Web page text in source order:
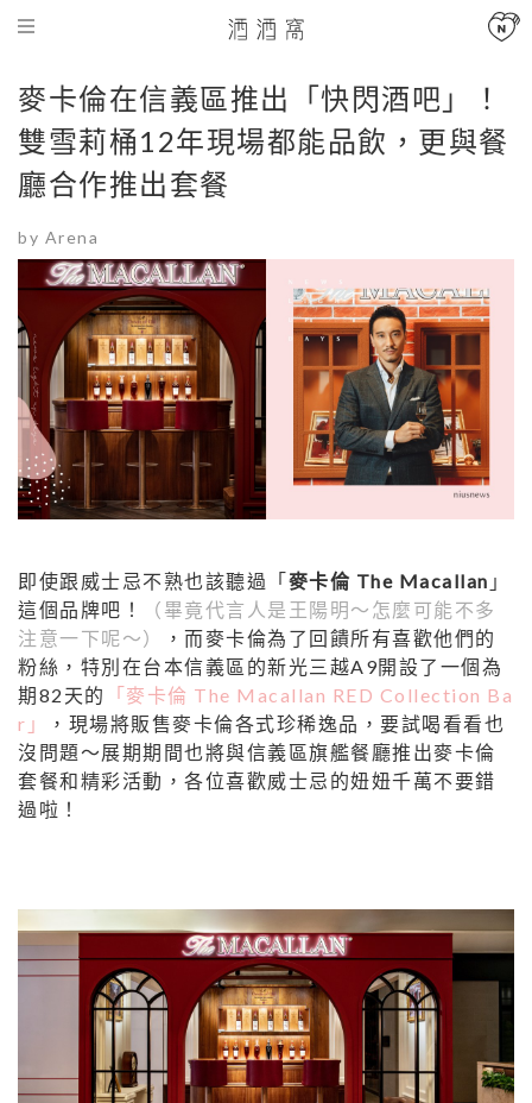
麥卡倫在信義區推出「快閃酒吧」！
雙雪莉桶12年現場都能品飲，更與餐
廳合作推出套餐
by Arena
即使跟威士忌不熟也該聽過「麥卡倫 The Macallan 」
這個品牌吧！
（畢竟代言人是王陽明～怎麼可能不多
注意一下呢～）
，而麥卡倫為了回饋所有喜歡他們的
粉絲，特別在台本信義區的新光三越A9開設了一個為
期82天的
「麥卡倫 The Macallan RED Collection Ba
r」
，現場將販售麥卡倫各式珍稀逸品，要試喝看看也
沒問題～展期期間也將與信義區旗艦餐廳推出麥卡倫
套餐和精彩活動，各位喜歡威士忌的妞妞千萬不要錯
過啦！